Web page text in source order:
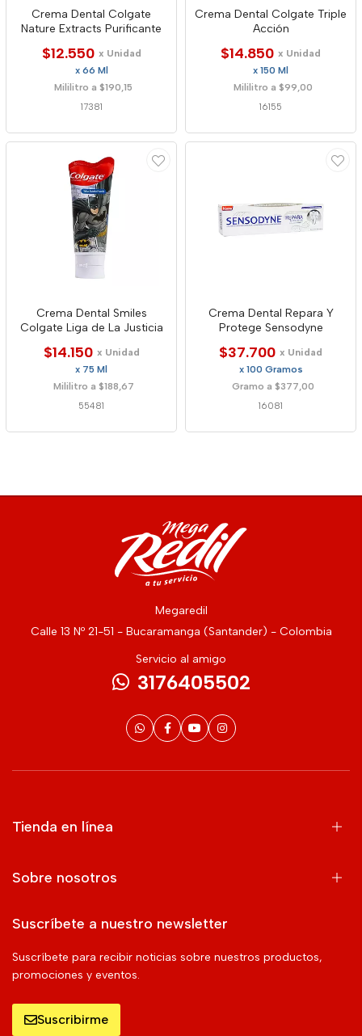
Crema Dental Colgate
Nature Extracts Purificante
$12.550 x Unidad
x 66 Ml
Mililitro a $190,15
17381
Crema Dental Colgate Triple
Acción
$14.850 x Unidad
x 150 Ml
Mililitro a $99,00
16155
Crema Dental Smiles
Colgate Liga de La Justicia
$14.150 x Unidad
x 75 Ml
Mililitro a $188,67
55481
Crema Dental Repara Y
Protege Sensodyne
$37.700 x Unidad
x 100 Gramos
Gramo a $377,00
16081
Megaredil
Calle 13 Nº 21-51 - Bucaramanga (Santander) - Colombia
Servicio al amigo
3176405502
Tienda en línea
Sobre nosotros
Suscríbete a nuestro newsletter
Suscríbete para recibir noticias sobre nuestros productos,
promociones y eventos.
Suscribirme